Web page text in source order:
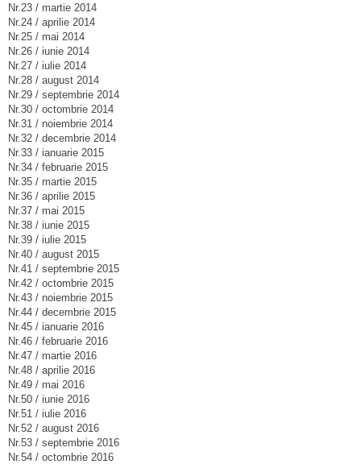
Nr.23 / martie 2014
Nr.24 / aprilie 2014
Nr.25 / mai 2014
Nr.26 / iunie 2014
Nr.27 / iulie 2014
Nr.28 / august 2014
Nr.29 / septembrie 2014
Nr.30 / octombrie 2014
Nr.31 / noiembrie 2014
Nr.32 / decembrie 2014
Nr.33 / ianuarie 2015
Nr.34 / februarie 2015
Nr.35 / martie 2015
Nr.36 / aprilie 2015
Nr.37 / mai 2015
Nr.38 / iunie 2015
Nr.39 / iulie 2015
Nr.40 / august 2015
Nr.41 / septembrie 2015
Nr.42 / octombrie 2015
Nr.43 / noiembrie 2015
Nr.44 / decembrie 2015
Nr.45 / ianuarie 2016
Nr.46 / februarie 2016
Nr.47 / martie 2016
Nr.48 / aprilie 2016
Nr.49 / mai 2016
Nr.50 / iunie 2016
Nr.51 / iulie 2016
Nr.52 / august 2016
Nr.53 / septembrie 2016
Nr.54 / octombrie 2016